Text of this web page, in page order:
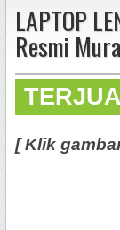
LAPTOP
Resmi
[ Klik